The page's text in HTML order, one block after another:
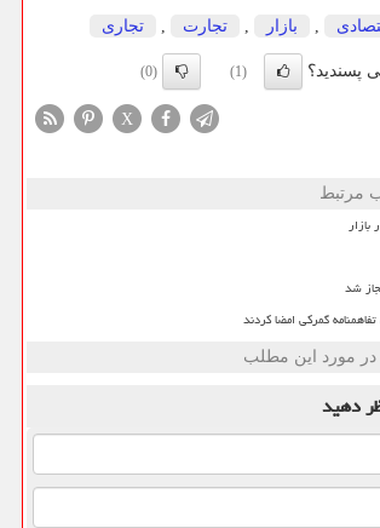
, بازار , تجارت , تجاری
پسندید؟ (1)
(0)
X
مرتبط
شد
گمرکی امضا کردند
در مورد این مطلب
دهید